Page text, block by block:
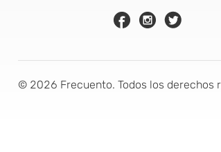
© 2026 Frecuento. Todos los derechos